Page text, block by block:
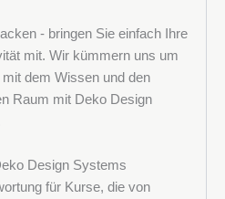
- bringen Sie einfach Ihre
mit. Wir kümmern uns um
dem Wissen und den
Raum mit Deko Design
Design Systems
für Kurse, die von